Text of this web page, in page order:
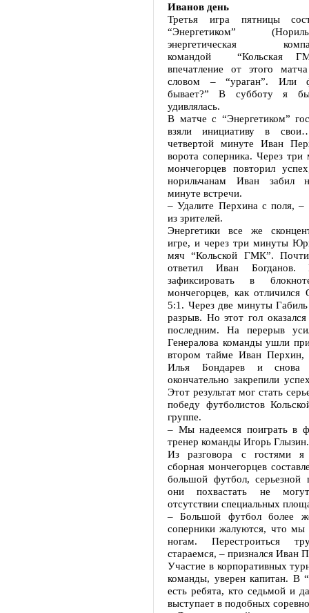
Иванов день
Третья игра пятницы
“Энергетиком”
энергетическая
командой “Кольская
впечатление от этого
словом – “ураган”. Или
бывает?” В субботу я
удивлялась.
В матче с “Энергетиком”
взяли инициативу в
четвертой минуте Иван
ворота соперника. Через три
мончегорцев повторил
норильчанам Иван забил
минуте встречи.
– Удалите Перхина с поля, –
из зрителей.
Энергетики все же
игре, и через три минуты
мяч “Кольской ГМК”.
ответил Иван
зафиксировать в
мончегорцев, как
5:1. Через две минуты Габиль
разрыв. Но этот гол
последним. На перерыв
Генералова команды ушли
втором тайме Иван Перхин,
Илья Бондарев и снова
окончательно закрепили
Этот результат мог стать
победу футболистов
группе.
– Мы надеемся поиграть в
тренер команды Игорь Глызин.
Из разговора с гостями я
сборная мончегорцев
большой футбол, серьезной
они похвастать не
отсутствии специальных
– Большой футбол более
соперники жалуются, что мы
ногам. Перестроиться
стараемся, – признался Иван
Участие в корпоративных
команды, уверен капитан. В
есть ребята, кто седьмой и
выступает в подобных